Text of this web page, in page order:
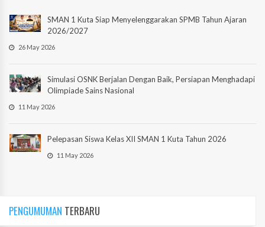
SMAN 1 Kuta Siap Menyelenggarakan SPMB Tahun Ajaran
2026/2027
26 May 2026
Simulasi OSNK Berjalan Dengan Baik, Persiapan Menghadapi
Olimpiade Sains Nasional
11 May 2026
Pelepasan Siswa Kelas XII SMAN 1 Kuta Tahun 2026
11 May 2026
PENGUMUMAN TERBARU